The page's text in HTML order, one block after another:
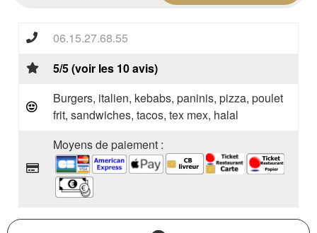
06.15.27.68.55
5/5 (voir les 10 avis)
Burgers, italien, kebabs, paninis, pizza, poulet
frit, sandwiches, tacos, tex mex, halal
Moyens de paiement :